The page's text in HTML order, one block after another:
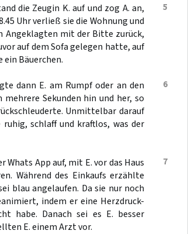
5
die Zeugin K. auf und zog A. an,
Uhr verließ sie die Wohnung und
Angeklagten mit der Bitte zurück,
auf dem Sofa gelegen hatte, auf
ein Bäuerchen.
6
dann E. am Rumpf oder an den
Sekunden hin und her, so
Unmittelbar darauf
ruhig, schlaff und kraftlos, was der
7
Whats App auf, mit E. vor das Haus
Während des Einkaufs erzählte
blau angelaufen. Da sie nur noch
indem er eine Herzdruck-
habe. Danach sei es E. besser
E. einem Arzt vor.